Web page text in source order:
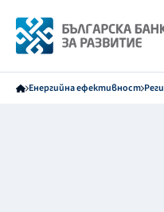
Енергийна ефективност